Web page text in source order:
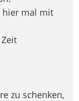
hier mal mit
zu schenken,